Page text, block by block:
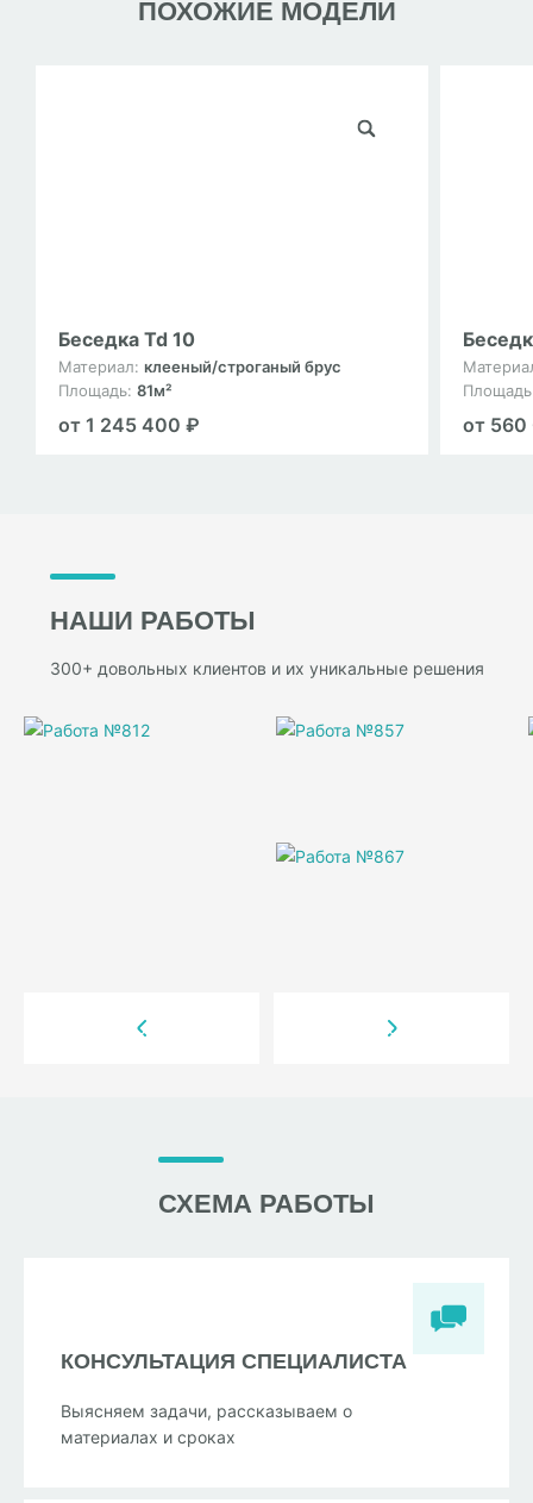
ПОХОЖИЕ МОДЕЛИ
Беседка Td 10
Материал: клееный/строганый брус
Площадь: 81м²
от 1 245 400 ₽ от
НАШИ РАБОТЫ
300+ довольных клиентов и их уникальные решения
СХЕМА РАБОТЫ
КОНСУЛЬТАЦИЯ СПЕЦИАЛИСТА
Выясняем задачи, рассказываем о
материалах и сроках